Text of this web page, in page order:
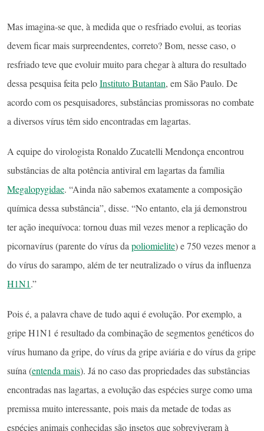
Mas imagina-se que, à medida que o resfriado evolui, as teorias
devem ficar mais surpreendentes, correto? Bom, nesse caso, o
resfriado teve que evoluir muito para chegar à altura do resultado
dessa pesquisa feita peloInstituto Butantan, em São Paulo. De
acordo com os pesquisadores, substâncias promissoras no combate
a diversos vírus têm sido encontradas em lagartas.
A equipe do virologista Ronaldo Zucatelli Mendonça encontrou
substâncias de alta potência antiviral em lagartas da família
Megalopygidae. “Ainda não sabemos exatamente a composição
química dessa substância”, disse. “No entanto, ela já demonstrou
ter ação inequívoca: tornou duas mil vezes menor a replicação do
picornavírus (parente do vírus dapoliomielite) e 750 vezes menor a
do vírus do sarampo, além de ter neutralizado o vírus da influenza
H1N1.”
Pois é, a palavra chave de tudo aqui é evolução. Por exemplo, a
gripe H1N1 é resultado da combinação de segmentos genéticos do
vírus humano da gripe, do vírus da gripe aviária e do vírus da gripe
suína (entenda mais). Já no caso das propriedades das substâncias
encontradas nas lagartas, a evolução das espécies surge como uma
premissa muito interessante, pois mais da metade de todas as
espécies animais conhecidas são insetos que sobreviveram à